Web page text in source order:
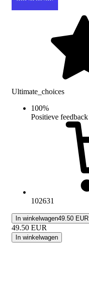
Ultimate_choices
100%
Positieve feedback
102631
In winkelwagen49.50 EUR
49.50 EUR
In winkelwagen